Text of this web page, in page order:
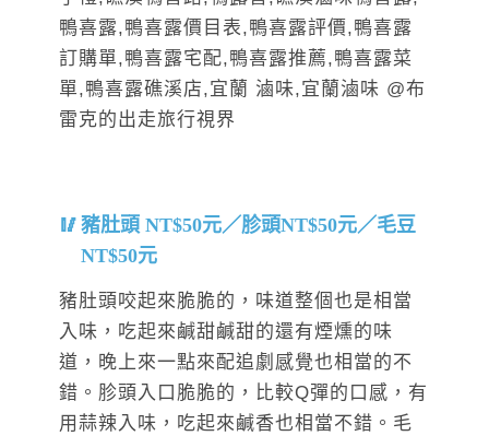
豬肚頭 NT$50元／胗頭NT$50元／毛豆
NT$50元
豬肚頭咬起來脆脆的，味道整個也是相當
入味，吃起來鹹甜鹹甜的還有煙燻的味
道，晚上來一點來配追劇感覺也相當的不
錯。胗頭入口脆脆的，比較Q彈的口感，有
用蒜辣入味，吃起來鹹香也相當不錯。毛